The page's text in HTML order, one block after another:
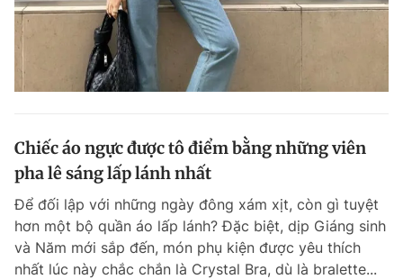
Chiếc áo ngực được tô điểm bằng những viên
pha lê sáng lấp lánh nhất
Để đối lập với những ngày đông xám xịt, còn gì tuyệt
hơn một bộ quần áo lấp lánh? Đặc biệt, dịp Giáng sinh
và Năm mới sắp đến, món phụ kiện được yêu thích
nhất lúc này chắc chắn là Crystal Bra, dù là bralette...